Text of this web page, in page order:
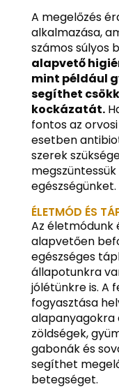
A megelőzés
alkalmazása,
számos súlyos
alapvető
mint például
segíthet
kockázatát.
fontos az
esetben
szerek
egészségünket.
ÉLETMÓD ÉS
Az életmódunk
alapvetően
egészséges
állapotunkra
jólétünkre is. A
fogyasztása
alapanyagokra
zöldségek,
gabonák és
segíthet
betegséget.